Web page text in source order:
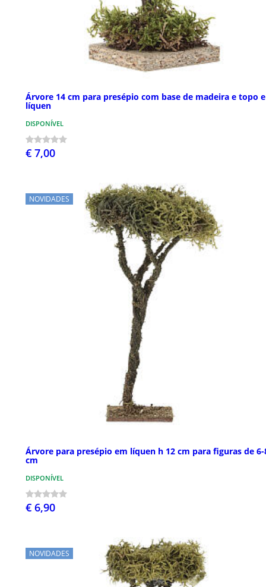
Árvore 14 cm para presépio com base de madeira e topo
líquen
DISPONÍVEL
€ 7,00
NOVIDADES
Árvore para presépio em líquen h 12 cm para figuras de 6-
cm
DISPONÍVEL
€ 6,90
NOVIDADES